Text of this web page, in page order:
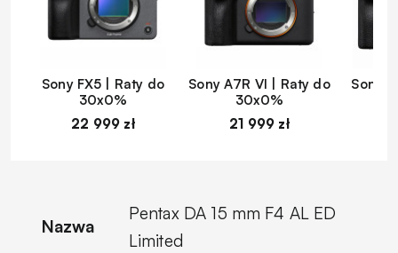
Sony FX5 | Raty do
30x0%
22 999 zł
Sony A7R VI | Raty do
30x0%
21 999 zł
Sony
Nazwa
Pentax DA 15 mm F4 AL ED
Limited